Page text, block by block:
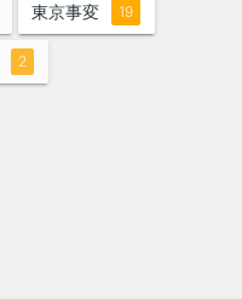
東京事変 19
2